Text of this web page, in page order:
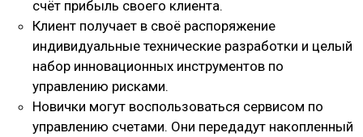
счёт прибыль своего клиента.
Клиент получает в своё распоряжение
индивидуальные технические разработки и целый
набор инновационных инструментов по
управлению рисками.
Новички могут воспользоваться сервисом по
управлению счетами. Они передадут накопленный